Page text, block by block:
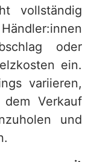
vollständig
oder
ein.
variieren,
Verkauf
und